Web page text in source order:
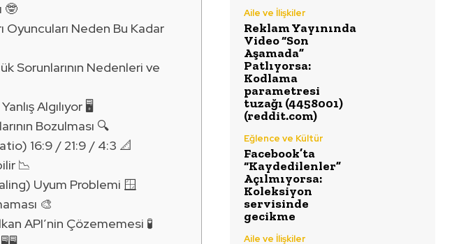
🤓
Oyuncuları Neden Bu Kadar
Sorunlarının Nedenleri ve
Algılıyor 🖥️
Bozulması 🔍
16:9 / 21:9 / 4:3 📐
📉
Uyum Problemi 🪟
🎨
API’nin Çözememesi 🧪
Aile ve İlişkiler
Reklam Yayınında
Video “Son
Aşamada”
Patlıyorsa:
Kodlama
parametresi
tuzağı (4458001)
(reddit.com)
Eğlence ve Kültür
Facebook’ta
“Kaydedilenler”
Açılmıyorsa:
Koleksiyon
servisinde
gecikme
Aile ve İlişkiler